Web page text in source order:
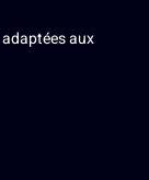
aux